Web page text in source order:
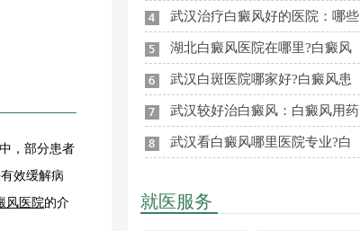
，部分患者
效缓解病
风医院的介
武汉治疗白癜风好的医院：哪些
湖北白癜风医院在哪里?白癜风
武汉白斑医院哪家好?白癜风患
武汉较好治白癜风：白癜风用药
武汉看白癜风哪里医院专业?白
就医服务